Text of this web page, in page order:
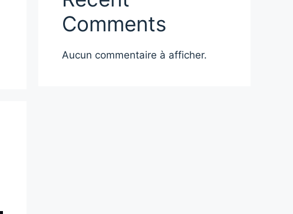
Comments
Aucun commentaire à afficher.